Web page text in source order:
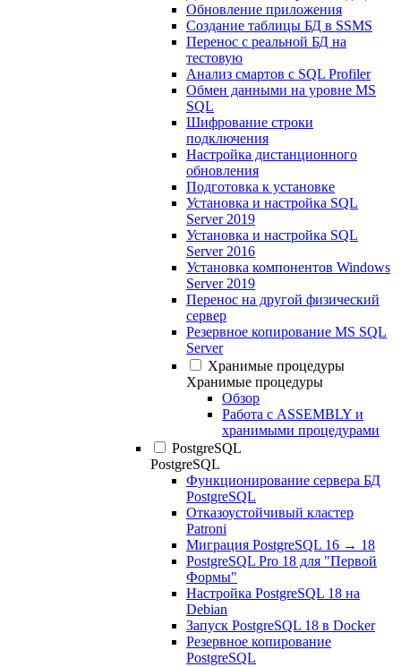
Обновление приложения
Создание таблицы БД в SSMS
Перенос с реальной БД на
тестовую
Анализ смартов с SQL Profiler
Обмен данными на уровне MS
SQL
Шифрование строки
подключения
Настройка дистанционного
обновления
Подготовка к установке
Установка и настройка SQL
Server 2019
Установка и настройка SQL
Server 2016
Установка компонентов Windows
Server 2019
Перенос на другой физический
сервер
Резервное копирование MS SQL
Server
Хранимые процедуры
Хранимые процедуры
Обзор
Работа с ASSEMBLY и
хранимыми процедурами
PostgreSQL
PostgreSQL
Функционирование сервера БД
PostgreSQL
Отказоустойчивый кластер
Patroni
Миграция PostgreSQL 16 → 18
PostgreSQL Pro 18 для "Первой
Формы"
Настройка PostgreSQL 18 на
Debian
Запуск PostgreSQL 18 в Docker
Резервное копирование
PostgreSQL